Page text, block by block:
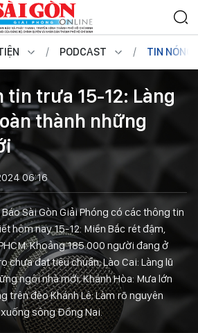
PODCAST TIN NÓNG
tin trưa 15-12: Làng
thành những
06:16
Sài Gòn Giải Phóng có các thông tin
hôm nay 15-12: Miền Bắc rét đậm,
Khoảng 185.000 người đang ở
đạt tiêu chuẩn; Lào Cai: Làng lũ
ngôi nhà mới; Khánh Hòa: Mưa lớn
trên đèo Khánh Lê; Làm rõ nguyên
sông Đồng Nai.